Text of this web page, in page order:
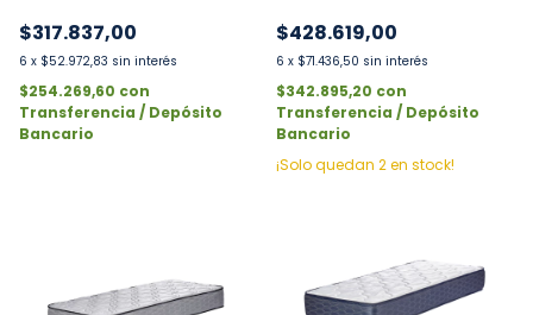
$317.837,00
6 x $52.972,83 sin interés
$254.269,60 con
Transferencia / Depósito
Bancario
$428.619,00
6 x $71.436,50 sin interés
$342.895,20 con
Transferencia / Depósito
Bancario
¡Solo quedan 2en stock!